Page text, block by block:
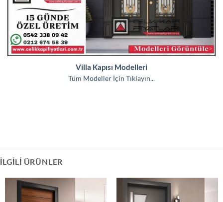
Villa Kapısı Modelleri
Tüm Modeller İçin Tıklayın...
İLGILI ÜRÜNLER